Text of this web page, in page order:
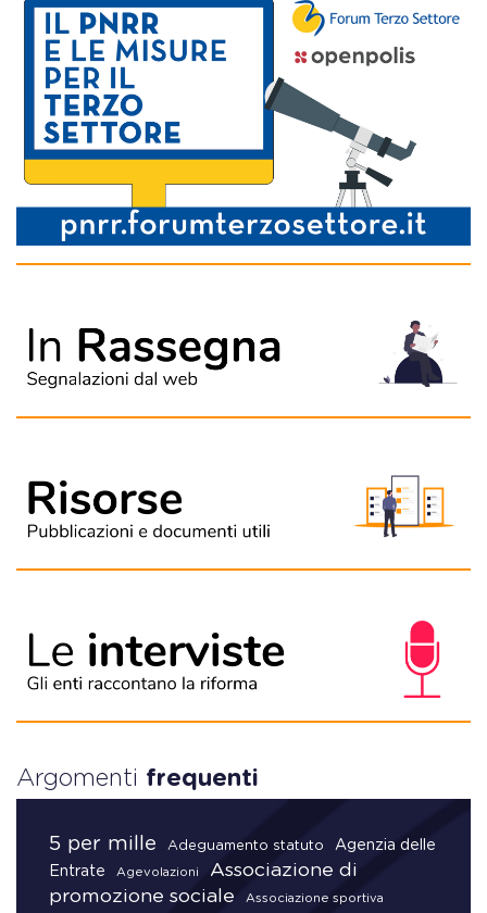
Argomenti frequenti
5 per mille Adeguamento statuto
Agenzia delle
Entrate
Agevolazioni
Associazione di
promozione sociale
Associazione sportiva